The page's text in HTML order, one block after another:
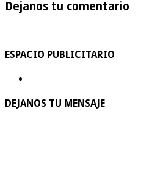
Dejanos tu comentario
ESPACIO PUBLICITARIO
DEJANOS TU MENSAJE